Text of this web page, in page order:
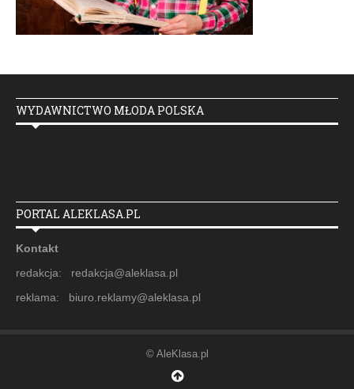
WYDAWNICTWO MŁODA POLSKA
PORTAL ALEKLASA.PL
Kontakt
redakcja: redakcja@aleklasa.pl
reklama: biuro.reklamy@aleklasa.pl
© AleKlasa.pl